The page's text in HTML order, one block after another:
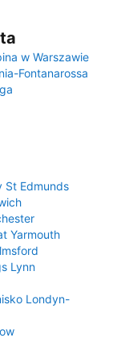
w Warszawie
Fontanarossa
St Edmunds
Yarmouth
Lynn
Londyn-